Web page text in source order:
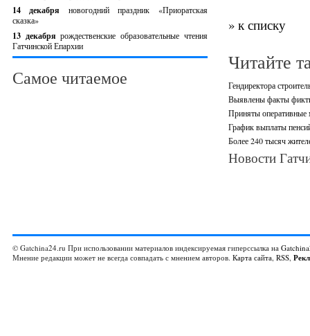
14 декабря новогодний праздник «Приоратская
сказка»
13 декабрярождественские образовательные чтения
Гатчинской Епархии
Самое читаемое
» к списку
Читайте
Гендиректора
Выявлены факты
Приняты оперативные
График выплаты
Более 240 тысяч
Новости
© Gatchina24.ru При использовании материалов индексируемая гиперссылка на
Мнение редакции может не всегда совпадать с мнением авторов. Карта сайта, RSS,